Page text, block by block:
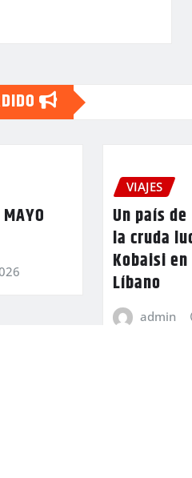
VIAJES
Un país
la cruda
Kobaisi
Líbano
admin